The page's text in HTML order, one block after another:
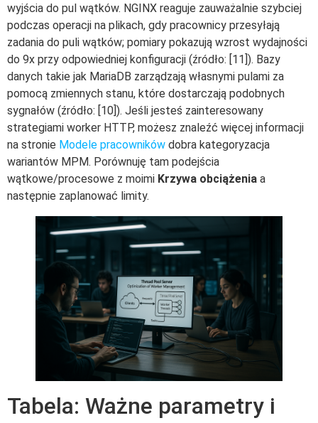
wyjścia do pul wątków. NGINX reaguje zauważalnie szybciej
podczas operacji na plikach, gdy pracownicy przesyłają
zadania do puli wątków; pomiary pokazują wzrost wydajności
do 9x przy odpowiedniej konfiguracji (źródło: [11]). Bazy
danych takie jak MariaDB zarządzają własnymi pulami za
pomocą zmiennych stanu, które dostarczają podobnych
sygnałów (źródło: [10]). Jeśli jesteś zainteresowany
strategiami worker HTTP, możesz znaleźć więcej informacji
na stronie Modele pracowników dobra kategoryzacja
wariantów MPM. Porównuję tam podejścia
wątkowe/procesowe z moimi Krzywa obciążenia a
następnie zaplanować limity.
Tabela: Ważne parametry i